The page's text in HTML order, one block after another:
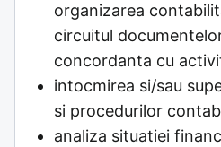
organizarea
circuitul
concordanta cu
intocmirea si/sau
si procedurilor
analiza situatiei